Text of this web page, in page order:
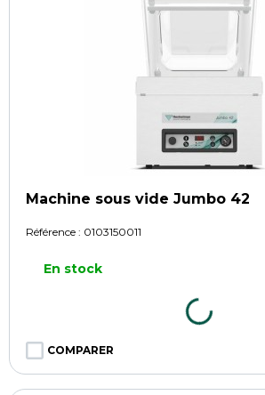
Machine sous vide Jumbo 42
Référence : 0103150011
En stock
COMPARER